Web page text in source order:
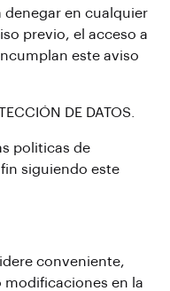
denegar en cualquier
previo, el acceso a
este aviso
DE DATOS.
politicas de
siguiendo este
conveniente,
modificaciones en la